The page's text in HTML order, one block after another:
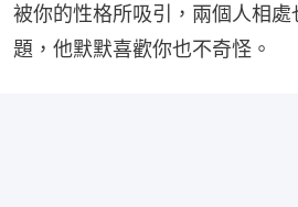
被你的性格所吸引，兩個人相
題，他默默喜歡你也不奇怪。